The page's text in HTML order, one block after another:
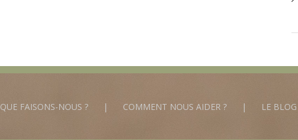
QUE FAISONS-NOUS ? COMMENT NOUS AIDER ? LE BLOG